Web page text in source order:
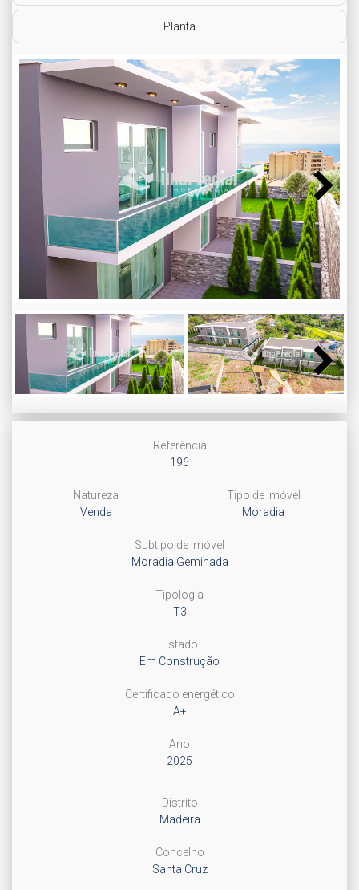
Planta
Next
Next
Referência
196
Natureza
Venda
Tipo de Imóvel
Moradia
Subtipo de Imóvel
Moradia Geminada
Tipologia
T3
Estado
Em Construção
Certificado energético
A+
Ano
2025
Distrito
Madeira
Concelho
Santa Cruz